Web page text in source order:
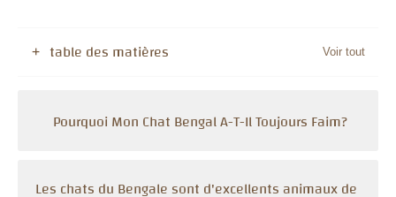
table des matières
Pourquoi Mon Chat Bengal A-T-Il Toujours Faim?
Les chats du Bengale sont d'excellents animaux de